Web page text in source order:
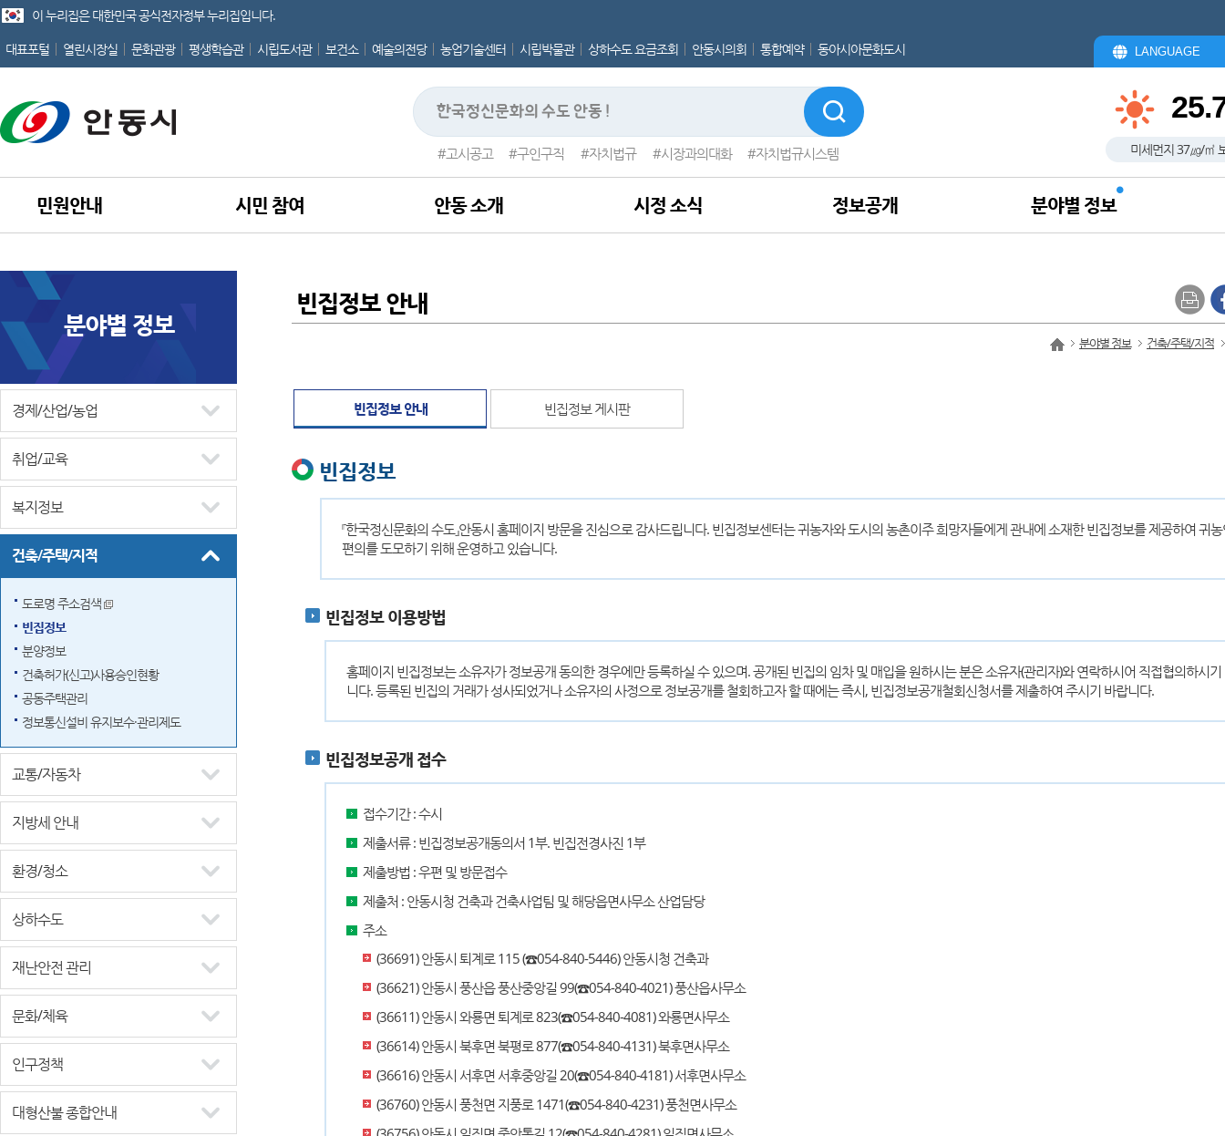
이 누리집은 대한민국 공식전자정부 누리집입니다.
대표포털
열린시장실 문화관광 평생학습관 시립도서관 보건소 예술의전당 농업기술센터 시립박물관 상하수도 요금조회 안동시의회 통합예약 동아시아문화도시 LANGUAGE
미세먼지37㎍/㎥
고시공고 구인구직 자치법규 시장과의대화 자치법규시스템
민원안내 시민 참여 안동 소개 시정 소식 정보공개 분야별 정보
분야별 정보
경제/산업/농업
취업/교육
복지정보
건축/주택/지적
도로명 주소검색
빈집정보
분양정보
건축허가(신고)사용승인현황
공동주택관리
정보통신설비 유지보수·관리제도
교통/자동차
지방세 안내
환경/청소
상하수도
재난안전 관리
문화/체육
인구정책
대형산불 종합안내
빈집정보 안내
분야별 정보 건축/주택/지적
빈집정보 안내 빈집정보 게시판
빈집정보
『한국정신문화의 수도』안동시 홈페이지 방문을 진심으로 감사드립니다. 빈집정보센터는 귀농자와 도시의 농촌이주 희망자들에게 관내에 소재한 빈집정보를 제공하여 귀
편의를 도모하기 위해 운영하고 있습니다.
빈집정보 이용방법
홈페이지 빈집정보는 소유자가 정보공개 동의한 경우에만 등록하실 수 있으며. 공개된 빈집의 임차 및 매입을 원하시는 분은 소유자(관리자)와 연락하시어 직접협의하시기
니다. 등록된 빈집의 거래가 성사되었거나 소유자의 사정으로 정보공개를 철회하고자 할 때에는 즉시, 빈집정보공개철회신청서를 제출하여 주시기 바랍니다.
빈집정보공개 접수
접수기간 : 수시
제출서류 : 빈집정보공개동의서 1부. 빈집전경사진 1부
제출방법 : 우편 및 방문접수
제출처 : 안동시청 건축과 건축사업팀 및 해당읍면사무소 산업담당
주소
(36691) 안동시 퇴계로 115 (☎054-840-5446) 안동시청 건축과
(36621) 안동시 풍산읍 풍산중앙길 99(☎054-840-4021) 풍산읍사무소
(36611) 안동시 와룡면 퇴계로 823(☎054-840-4081) 와룡면사무소
(36614) 안동시 북후면 북평로 877(☎054-840-4131) 북후면사무소
(36616) 안동시 서후면 서후중앙길 20(☎054-840-4181) 서후면사무소
(36760) 안동시 풍천면 지풍로 1471(☎054-840-4231) 풍천면사무소